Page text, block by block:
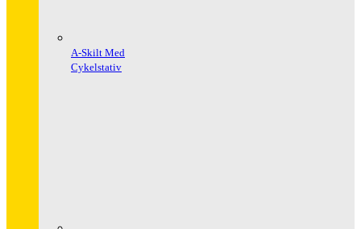
A-Skilt Med
Cykelstativ